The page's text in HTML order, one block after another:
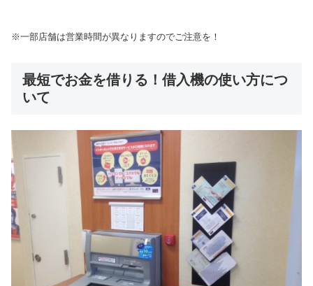
※一部店舗は営業時間が異なりますのでご注意を！
最短でお金を借りる！借入機の使い方につ
いて